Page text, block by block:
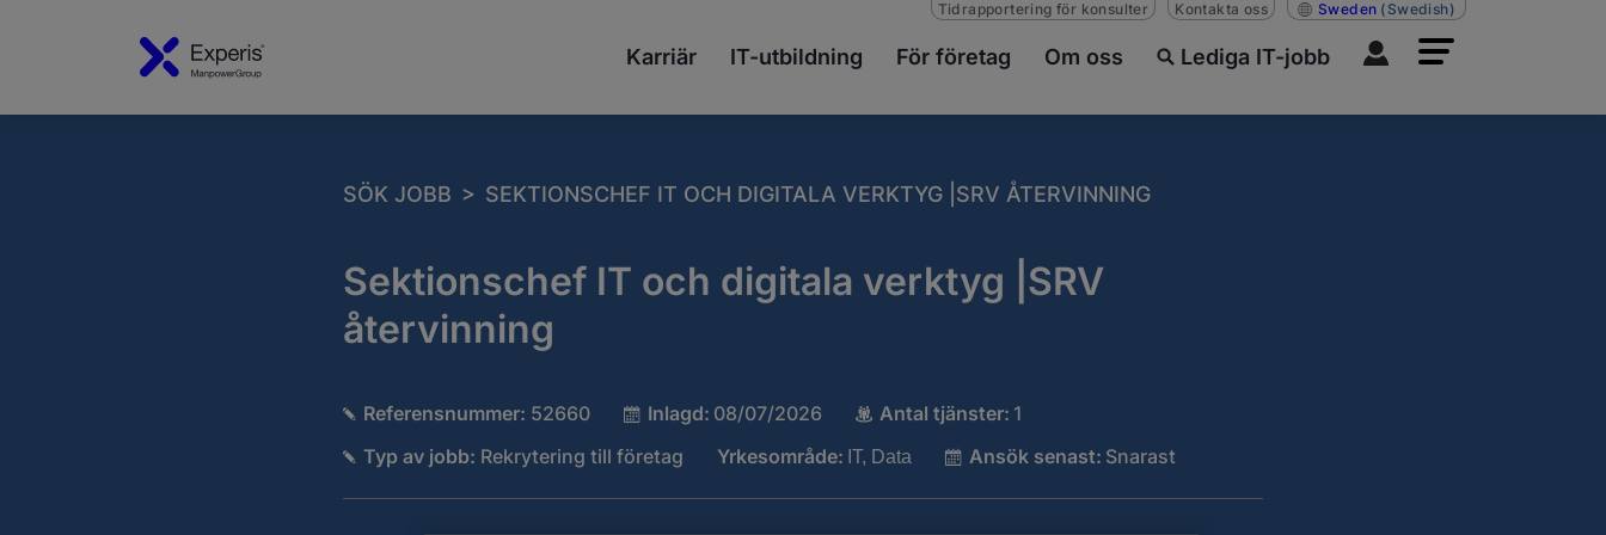
Karriär IT-utbildning För företag Om oss Lediga IT-jobb
Tidrapportering för konsulter Kontakta oss Sweden (Swedish)
SÖK JOBB > SEKTIONSCHEF IT OCH DIGITALA VERKTYG |SRV ÅTERVINNING
Sektionschef IT och digitala verktyg |SRV
återvinning
Referensnummer: 52660 Inlagd: 08/07/2026 Antal tjänster: 1
Typ av jobb: Rekrytering till företag Yrkesområde: IT, Data Ansök senast: Snarast